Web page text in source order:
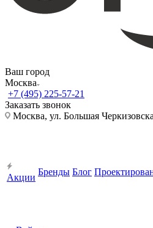
Ваш город
Москва
+7 (495) 225-57-21
Заказать звонок
Москва, ул. Большая
Акции
Бренды Блог